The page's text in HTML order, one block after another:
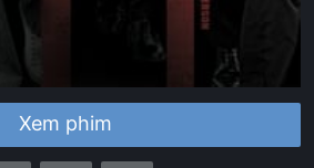
Xem phim